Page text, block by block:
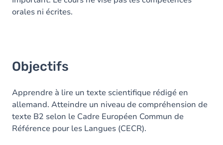
orales ni écrites.
Objectifs
Apprendre à lire un texte scientifique rédigé en
allemand. Atteindre un niveau de compréhension de
texte B2 selon le Cadre Européen Commun de
Référence pour les Langues (CECR).